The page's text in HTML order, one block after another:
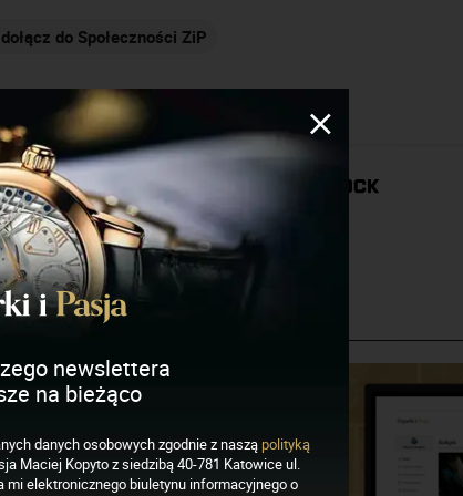
cały czas!
newslettera
na bieżąco
danych osobowych zgodnie z naszą polityką
Maciej Kopyto z siedzibą 40-781 Katowice ul.
mi elektronicznego biuletynu informacyjnego o